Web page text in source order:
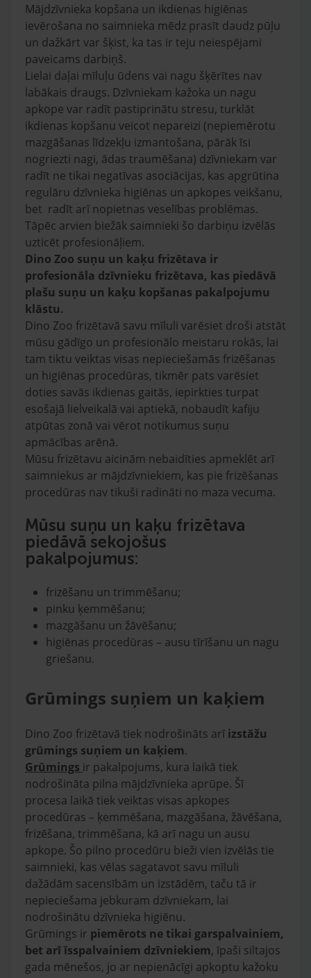
Mājdzīvnieka kopšana un ikdienas higiēnas
ievērošana no saimnieka mēdz prasīt daudz pūļu
un dažkārt var šķist, ka tas ir teju neiespējami
paveicams darbiņš.
Lielai daļai mīluļu ūdens vai nagu šķērītes nav
labākais draugs. Dzīvniekam kažoka un nagu
apkope var radīt pastiprinātu stresu, turklāt
ikdienas kopšanu veicot nepareizi (nepiemērotu
mazgāšanas līdzekļu izmantošana, pārāk īsi
nogriezti nagi, ādas traumēšana) dzīvniekam var
radīt ne tikai negatīvas asociācijas, kas apgrūtina
regulāru dzīvnieka higiēnas un apkopes veikšanu,
bet radīt arī nopietnas veselības problēmas.
Tāpēc arvien biežāk saimnieki šo darbiņu izvēlās
uzticēt profesionāļiem.
Dino Zoo suņu un kaķu frizētava ir
profesionāla dzīvnieku frizētava, kas piedāvā
plašu suņu un kaķu kopšanas pakalpojumu
klāstu.
Dino Zoo frizētavā savu mīluli varēsiet droši atstāt
mūsu gādīgo un profesionālo meistaru rokās, lai
tam tiktu veiktas visas nepieciešamās frizēšanas
un higiēnas procedūras, tikmēr pats varēsiet
doties savās ikdienas gaitās, iepirkties turpat
esošajā lielveikalā vai aptiekā, nobaudīt kafiju
atpūtas zonā vai vērot notikumus suņu
apmācības arēnā.
Mūsu frizētavu aicinām nebaidīties apmeklēt arī
saimniekus ar mājdzīvniekiem, kas pie frizēšanas
procedūras nav tikuši radināti no maza vecuma.
Mūsu suņu un kaķu frizētava
piedāvā sekojošus
pakalpojumus:
frizēšanu un trimmēšanu;
pinku ķemmēšanu;
mazgāšanu un žāvēšanu;
higiēnas procedūras – ausu tīrīšanu un nagu
griešanu.
Grūmings suņiem un kaķiem
Dino Zoo frizētavā tiek nodrošināts arī izstāžu
grūmings suņiem un kaķiem.
Grūmings ir pakalpojums, kura laikā tiek
nodrošināta pilna mājdzīvnieka aprūpe. Šī
procesa laikā tiek veiktas visas apkopes
procedūras – ķemmēšana, mazgāšana, žāvēšana,
frizēšana, trimmēšana, kā arī nagu un ausu
apkope. Šo pilno procedūru bieži vien izvēlās tie
saimnieki, kas vēlas sagatavot savu mīluli
dažādām sacensībām un izstādēm, taču tā ir
nepieciešama jebkuram dzīvniekam, lai
nodrošinātu dzīvnieka higiēnu.
Grūmings ir piemērots ne tikai garspalvainiem,
bet arī īsspalvainiem dzīvniekiem, īpaši siltajos
gada mēnešos, jo ar nepienācīgi apkoptu kažoku